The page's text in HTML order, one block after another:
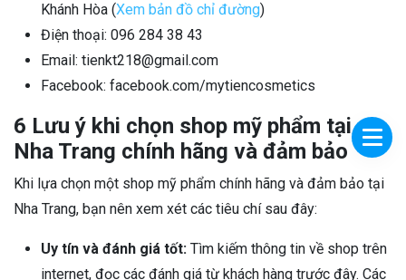
Khánh Hòa (Xem bản đồ chỉ đường)
Điện thoại: 096 284 38 43
Email: tienkt218@gmail.com
Facebook: facebook.com/mytiencosmetics
6 Lưu ý khi chọn shop mỹ phẩm tại
Nha Trang chính hãng và đảm bảo
Khi lựa chọn một shop mỹ phẩm chính hãng và đảm bảo tại
Nha Trang, bạn nên xem xét các tiêu chí sau đây:
Uy tín và đánh giá tốt: Tìm kiếm thông tin về shop trên
internet, đọc các đánh giá từ khách hàng trước đây. Các